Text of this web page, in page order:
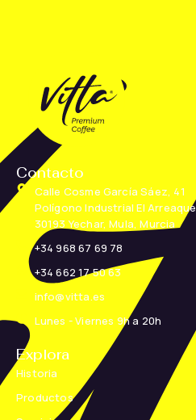
Contacto
Calle Cosme García Sáez, 41
Polígono Industrial El Arreaque
30193 Yechar, Mula, Murcia
+34 968 67 69 78
+34 662 17 50 63
info@vitta.es
Lunes - Viernes 9h a 20h
Explora
Historia
Productos